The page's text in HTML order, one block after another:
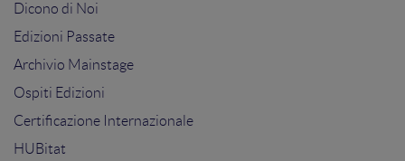
Dicono di Noi
Edizioni Passate
Archivio Mainstage
Ospiti Edizioni
Certificazione Internazionale
HUBitat